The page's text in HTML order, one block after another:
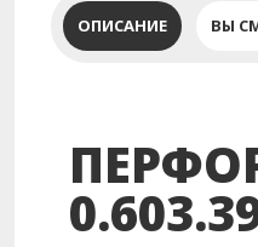
ОПИСАНИЕ ВЫ